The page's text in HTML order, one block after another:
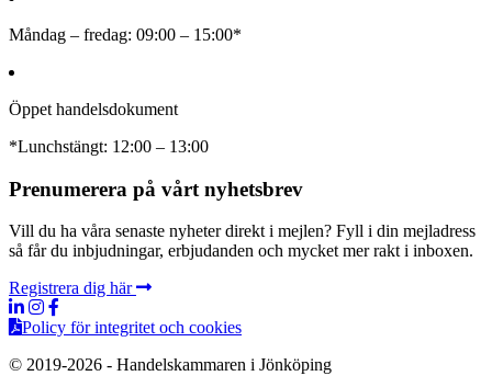
Måndag – fredag: 09:00 – 15:00*
Öppet handelsdokument
*Lunchstängt: 12:00 – 13:00
Prenumerera på vårt nyhetsbrev
Vill du ha våra senaste nyheter direkt i mejlen? Fyll i din mejladress
så får du inbjudningar, erbjudanden och mycket mer rakt i inboxen.
Registrera dig här
Policy för integritet och cookies
© 2019-2026 - Handelskammaren i Jönköping